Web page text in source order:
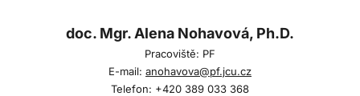
doc. Mgr. Alena Nohavová, Ph.D.
Pracoviště: PF
E-mail: anohavova@pf.jcu.cz
Telefon: +420 389 033 368